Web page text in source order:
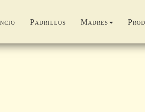
Padrillos Madres